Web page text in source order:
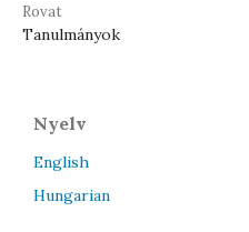
Rovat
Tanulmányok
Nyelv
English
Hungarian